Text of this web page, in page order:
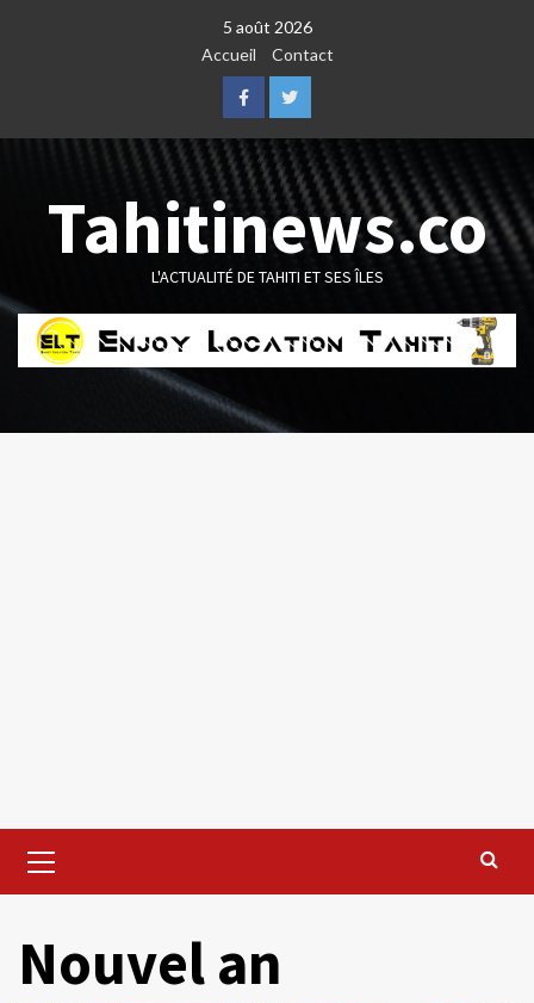
5 août 2026
Accueil
Contact
FacebookTwitter
Tahitinews.co
L'ACTUALITÉ DE TAHITI ET SES ÎLES
Menu
Nouvel an